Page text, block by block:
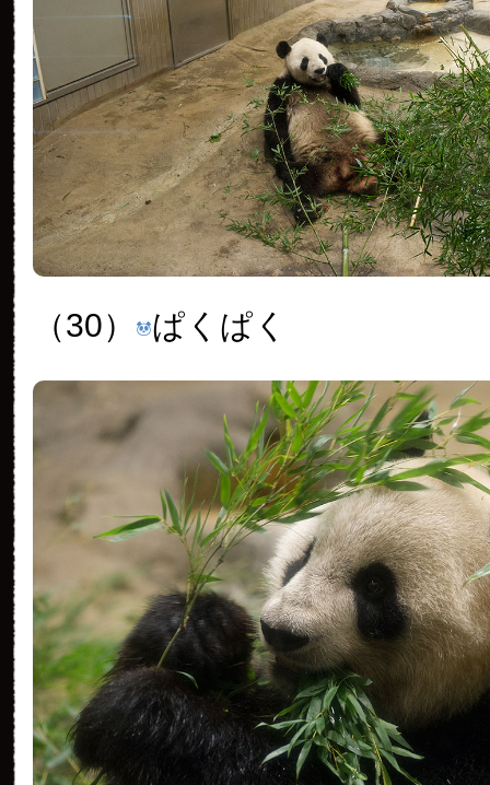
（30） ぱくぱく